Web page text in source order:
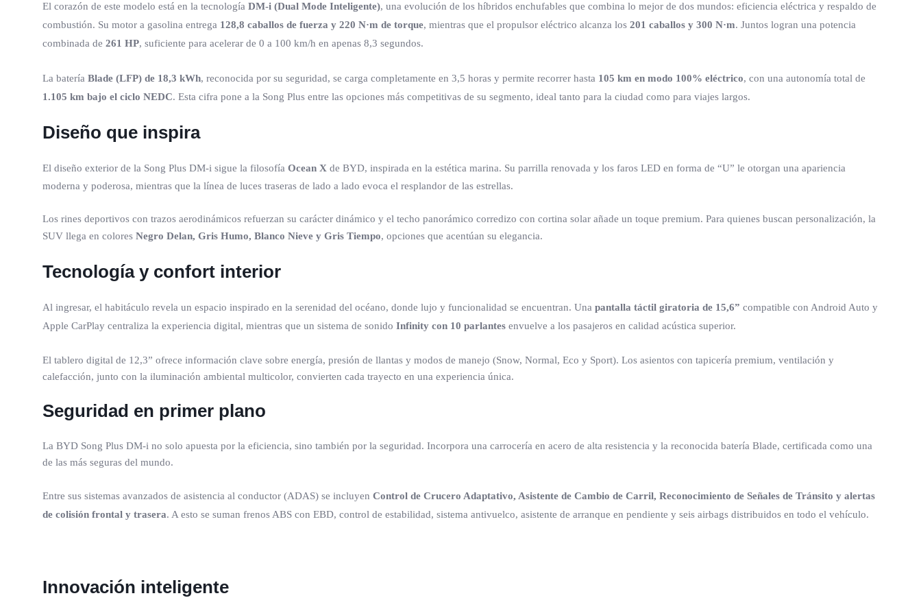
El corazón de este modelo está en la tecnología DM-i (Dual Mode Inteligente), una evolución de los híbridos enchufables que combina lo mejor de dos mundos: eficiencia eléctrica y respaldo de
combustión. Su motor a gasolina entrega 128,8 caballos de fuerza y 220 N·m de torque, mientras que el propulsor eléctrico alcanza los 201 caballos y 300 N·m. Juntos logran una potencia
combinada de 261 HP, suficiente para acelerar de 0 a 100 km/h en apenas 8,3 segundos.
La batería Blade (LFP) de 18,3 kWh, reconocida por su seguridad, se carga completamente en 3,5 horas y permite recorrer hasta 105 km en modo 100% eléctrico, con una autonomía total de
1.105 km bajo el ciclo NEDC. Esta cifra pone a la Song Plus entre las opciones más competitivas de su segmento, ideal tanto para la ciudad como para viajes largos.
Diseño que inspira
El diseño exterior de la Song Plus DM-i sigue la filosofía Ocean X de BYD, inspirada en la estética marina. Su parrilla renovada y los faros LED en forma de “U” le otorgan una apariencia
moderna y poderosa, mientras que la línea de luces traseras de lado a lado evoca el resplandor de las estrellas.
Los rines deportivos con trazos aerodinámicos refuerzan su carácter dinámico y el techo panorámico corredizo con cortina solar añade un toque premium. Para quienes buscan personalización, la
SUV llega en colores Negro Delan, Gris Humo, Blanco Nieve y Gris Tiempo, opciones que acentúan su elegancia.
Tecnología y confort interior
Al ingresar, el habitáculo revela un espacio inspirado en la serenidad del océano, donde lujo y funcionalidad se encuentran. Una pantalla táctil giratoria de 15,6” compatible con Android Auto y
Apple CarPlay centraliza la experiencia digital, mientras que un sistema de sonido Infinity con 10 parlantes envuelve a los pasajeros en calidad acústica superior.
El tablero digital de 12,3” ofrece información clave sobre energía, presión de llantas y modos de manejo (Snow, Normal, Eco y Sport). Los asientos con tapicería premium, ventilación y
calefacción, junto con la iluminación ambiental multicolor, convierten cada trayecto en una experiencia única.
Seguridad en primer plano
La BYD Song Plus DM-i no solo apuesta por la eficiencia, sino también por la seguridad. Incorpora una carrocería en acero de alta resistencia y la reconocida batería Blade, certificada como una
de las más seguras del mundo.
Entre sus sistemas avanzados de asistencia al conductor (ADAS) se incluyen Control de Crucero Adaptativo, Asistente de Cambio de Carril, Reconocimiento de Señales de Tránsito y alertas
de colisión frontal y trasera. A esto se suman frenos ABS con EBD, control de estabilidad, sistema antivuelco, asistente de arranque en pendiente y seis airbags distribuidos en todo el vehículo.
Innovación inteligente